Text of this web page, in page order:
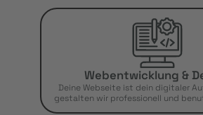
Webentwicklung &
Deine Webseite ist dein digitaler
gestalten wir professionell und